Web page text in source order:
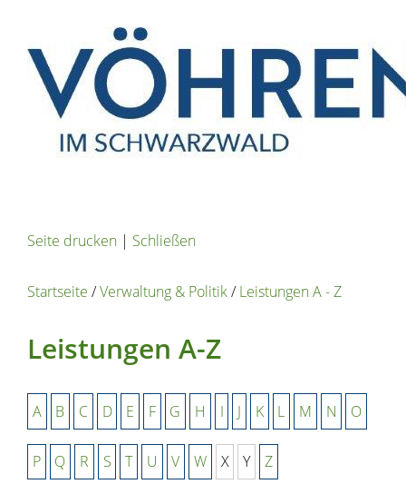
Seite drucken | Schließen
Startseite /Verwaltung & Politik/Leistungen A - Z
Leistungen A-Z
A B C D E F G H I J K L M N O
P Q R S T U V W X Y Z